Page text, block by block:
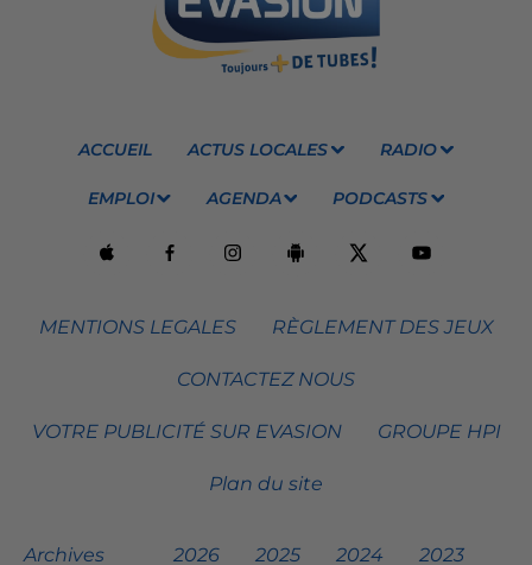
ACCUEIL ACTUS LOCALES RADIO
EMPLOI AGENDA PODCASTS
MENTIONS LEGALES RÈGLEMENT DES JEUX
CONTACTEZ NOUS
VOTRE PUBLICITÉ SUR EVASION GROUPE HPI
Plan du site
Archives 2026 2025 2024 2023